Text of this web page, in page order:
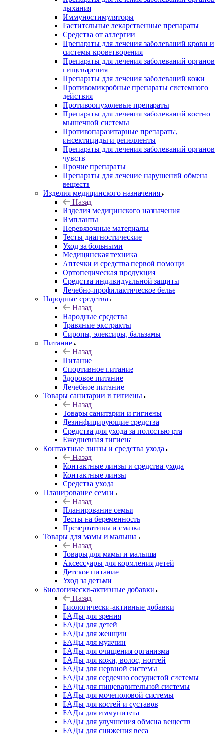
дыхания
Иммуностимуляторы
Растительные лекарственные препараты
Средства от аллергии
Препараты для лечения заболеваний крови и
системы кроветворения
Препараты для лечения заболеваний органов
пищеварения
Препараты для лечения заболеваний кожи
Противомикробные препараты системного
действия
Противоопухолевые препараты
Препараты для лечения заболеваний костно-
мышечной системы
Противопаразитарные препараты,
инсектициды и репелленты
Препараты для лечения заболеваний органов
чувств
Прочие препараты
Препараты для лечение нарушений обмена
веществ
Изделия медицинского назначения
Назад
Изделия медицинского назначения
Импланты
Перевязочные материалы
Тесты диагностические
Уход за больными
Медицинская техника
Аптечки и средства первой помощи
Ортопедическая продукция
Средства индивидуальной защиты
Лечебно-профилактическое белье
Народные средства
Назад
Народные средства
Травяные экстракты
Сиропы, элексиры, бальзамы
Питание
Назад
Питание
Спортивное питание
Здоровое питание
Лечебное питание
Товары санитарии и гигиены
Назад
Товары санитарии и гигиены
Дезинфицирующие средства
Средства для ухода за полостью рта
Ежедневная гигиена
Контактные линзы и средства ухода
Назад
Контактные линзы и средства ухода
Контактные линзы
Средства ухода
Планирование семьи
Назад
Планирование семьи
Тесты на беременность
Презервативы и смазка
Товары для мамы и малыша
Назад
Товары для мамы и малыша
Аксессуары для кормления детей
Детское питание
Уход за детьми
Биологически-активные добавки
Назад
Биологически-активные добавки
БАДы для зрения
БАДы для детей
БАДы для женщин
БАДы для мужчин
БАДы для очищения организма
БАДы для кожи, волос, ногтей
БАДы для нервной системы
БАДы для сердечно сосудистой системы
БАДы для пищеварительной системы
БАДы для мочеполовой системы
БАДы для костей и суставов
БАДы для иммунитета
БАДы для улучшения обмена веществ
БАДы для снижения веса